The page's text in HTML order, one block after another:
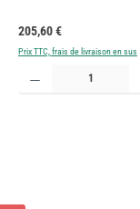
Prix régulier :
205,60 €
Prix TTC, frais de livraison en sus
Quantité de produit : Entrez